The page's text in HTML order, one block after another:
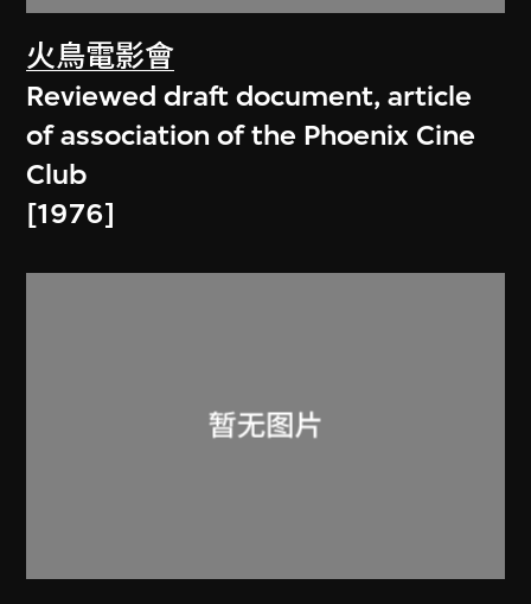
火鳥電影會
Reviewed draft document, article
of association of the Phoenix Cine
Club
[1976]